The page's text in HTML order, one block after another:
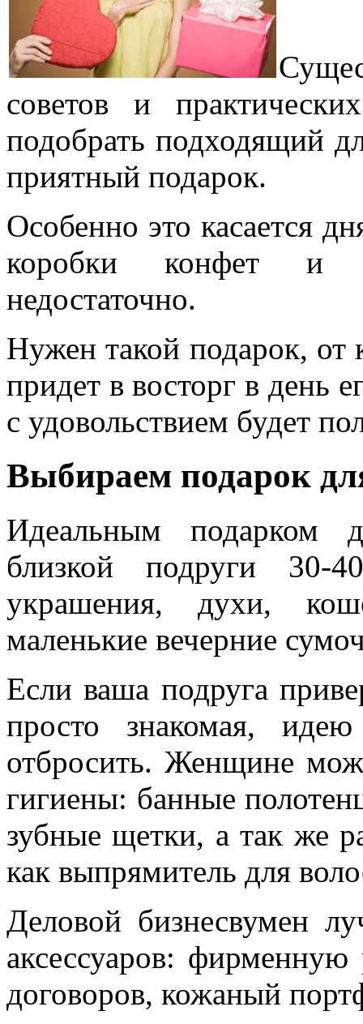
советов и
подобрать подходящий
приятный подарок.
Особенно это касается
коробки конфет и
недостаточно.
Нужен такой подарок, от
придет в восторг в день
с удовольствием будет
Выбираем подарок
Идеальным подарком
близкой подруги 30-
украшения, духи,
маленькие вечерние
Если ваша подруга
просто знакомая,
отбросить. Женщине
гигиены: банные
зубные щетки, а так же
как выпрямитель для
Деловой бизнесвумен
аксессуаров:
договоров, кожаный